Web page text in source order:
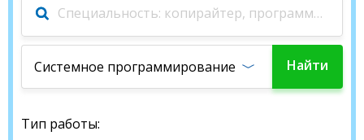
Если же вы занимаете позицию заказчика, и вам
требуется помощь в системном программировании
удаленно – получить ее проще, чем кажется.
Достаточно опубликовать проект, на что уйдут
считанные минуты. И уже в скором времени вы
сможете выбрать наиболее подходящего
вниманию свои услуги.
Системное программирование Найти
Тип работы: